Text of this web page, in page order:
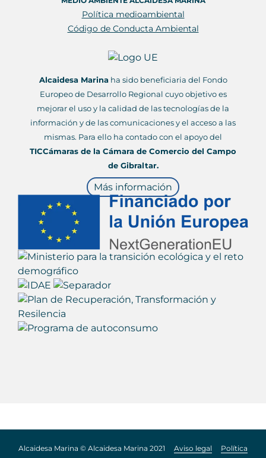
Política medioambiental
Código de Conducta Ambiental
Alcaidesa Marinaha sido beneficiaria del Fondo
Europeo de Desarrollo Regional cuyo objetivo es
mejorar el uso y la calidad de las tecnologías de la
información y de las comunicaciones y el acceso a las
mismas. Para ello ha contado con el apoyo del
TICCámaras de la Cámara de Comercio del Campo
de Gibraltar.
Más información
Alcaidesa Marina © Alcaidesa Marina 2021 Aviso legal Política